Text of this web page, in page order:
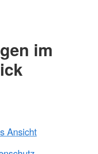
im
Ansicht